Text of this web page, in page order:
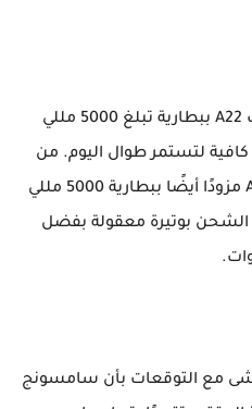
قامت سامسونج بتجهيز هاتف A22 ببطارية تبلغ 5000 مللي
كافية لتستمر طوال اليوم. من
المحتمل أن يكون جلاكسي A23 مزودًا أيضًا ببطارية 5000 مللي
الشحن بوتيرة معقولة بفضل
مع التوقعات بأن سامسونج